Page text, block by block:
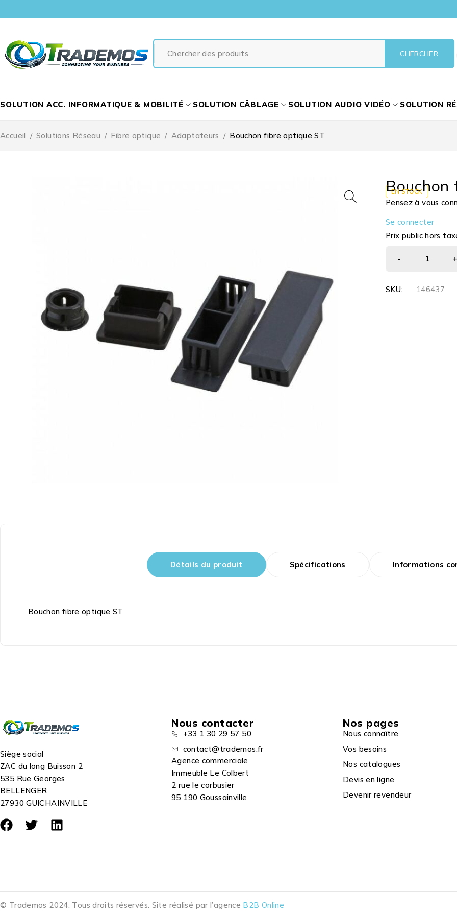
SOLUTION ACC. INFORMATIQUE & MOBILITÉ SOLUTION CÂBLAGE SOLUTION AUDIO VIDÉO SOLUTION
Accueil / Solutions Réseau / Fibre optique / Adaptateurs / Bouchon fibre optique ST
Bouchon
EN STOCK
Pensez à vous
Se connecter
Prix public hors
SKU: 146437
Détails du produit Spécifications Informations
Bouchon fibre optique ST
Siège social
ZAC du long Buisson 2
535 Rue Georges
BELLENGER
27930 GUICHAINVILLE
Nous contacter
+33 1 30 29 57 50
contact@trademos.fr
Agence commerciale
Immeuble Le Colbert
2 rue le corbusier
95 190 Goussainville
Nos pages
Nous connaître
Vos besoins
Nos catalogues
Devis en ligne
Devenir revendeur
© Trademos 2024. Tous droits réservés. Site réalisé par l’agence B2B Online